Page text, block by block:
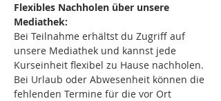
Flexibles Nachholen über unsere
Mediathek:
Bei Teilnahme erhältst du Zugriff auf
unsere Mediathek und kannst jede
Kurseinheit flexibel zu Hause nachholen.
Bei Urlaub oder Abwesenheit können die
fehlenden Termine für die vor Ort